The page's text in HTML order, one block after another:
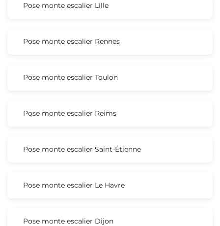
Pose monte escalier Lille
Pose monte escalier Rennes
Pose monte escalier Toulon
Pose monte escalier Reims
Pose monte escalier Saint-Étienne
Pose monte escalier Le Havre
Pose monte escalier Dijon